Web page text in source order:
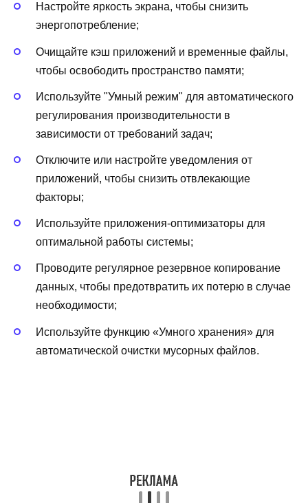
Настройте яркость экрана, чтобы снизить
энергопотребление;
Очищайте кэш приложений и временные файлы,
чтобы освободить пространство памяти;
Используйте "Умный режим" для автоматического
регулирования производительности в
зависимости от требований задач;
Отключите или настройте уведомления от
приложений, чтобы снизить отвлекающие
факторы;
Используйте приложения-оптимизаторы для
оптимальной работы системы;
Проводите регулярное резервное копирование
данных, чтобы предотвратить их потерю в случае
необходимости;
Используйте функцию «Умного хранения» для
автоматической очистки мусорных файлов.